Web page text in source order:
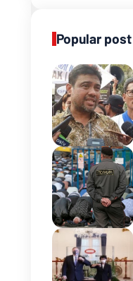
Popular post